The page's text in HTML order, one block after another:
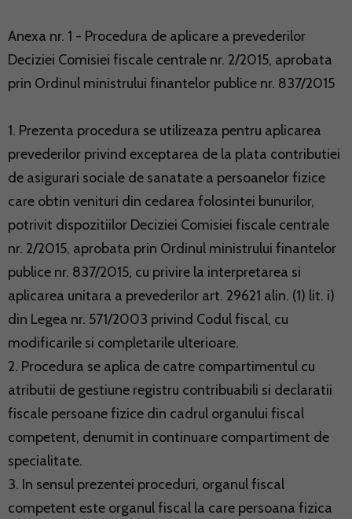
Anexa nr. 1 - Procedura de aplicare a prevederilor
Deciziei Comisiei fiscale centrale nr. 2/2015, aprobata
prin Ordinul ministrului finantelor publice nr. 837/2015
1. Prezenta procedura se utilizeaza pentru aplicarea
prevederilor privind exceptarea de la plata contributiei
de asigurari sociale de sanatate a persoanelor fizice
care obtin venituri din cedarea folosintei bunurilor,
potrivit dispozitiilor Deciziei Comisiei fiscale centrale
nr. 2/2015, aprobata prin Ordinul ministrului finantelor
publice nr. 837/2015, cu privire la interpretarea si
aplicarea unitara a prevederilor art. 29621 alin. (1) lit. i)
din Legea nr. 571/2003 privind Codul fiscal, cu
modificarile si completarile ulterioare.
2. Procedura se aplica de catre compartimentul cu
atributii de gestiune registru contribuabili si declaratii
fiscale persoane fizice din cadrul organului fiscal
competent, denumit in continuare compartiment de
specialitate.
3. In sensul prezentei proceduri, organul fiscal
competent este organul fiscal la care persoana fizica